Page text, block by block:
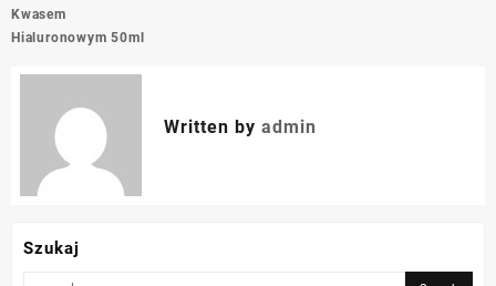
Kwasem
Hialuronowym 50ml
Written by admin
Szukaj